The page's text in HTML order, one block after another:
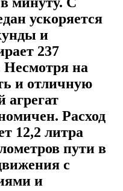
ускоряется
и
237
Несмотря на
и отличную
агрегат
Расход
12,2 литра
пути в
с
и